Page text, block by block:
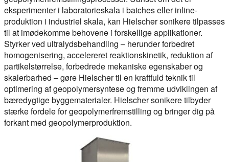
eksperimenter i laboratorieskala i batches eller inline-
produktion i industriel skala, kan Hielscher sonikere tilpasses
til at imødekomme behovene i forskellige applikationer.
Styrker ved ultralydsbehandling – herunder forbedret
homogenisering, accelereret reaktionskinetik, reduktion af
partikelstørrelse, forbedrede mekaniske egenskaber og
skalerbarhed – gøre Hielscher til en kraftfuld teknik til
optimering af geopolymersyntese og fremme udviklingen af
bæredygtige byggematerialer. Hielscher sonikere tilbyder
stærke fordele for geopolymerfremstilling og bringer dig på
forkant med geopolymerproduktion.